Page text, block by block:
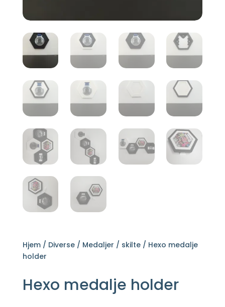
Hjem/ Diverse/ Medaljer / skilte/ Hexo medalje
holder
Hexo medalje holder